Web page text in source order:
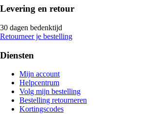
Levering en retour
30 dagen bedenktijd
Retourneer je bestelling
Diensten
Mijn account
Helpcentrum
Volg mijn bestelling
Bestelling retourneren
Kortingscodes